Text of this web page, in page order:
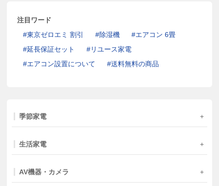
注目ワード
東京ゼロエミ 割引
除湿機
エアコン 6畳
延長保証セット
リユース家電
エアコン設置について
送料無料の商品
季節家電
生活家電
AV機器・カメラ